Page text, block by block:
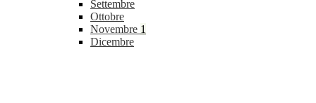
Settembre
Ottobre
Novembre 1
Dicembre